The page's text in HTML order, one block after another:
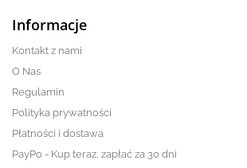
Informacje
Kontakt z nami
O Nas
Regulamin
Polityka prywatności
Płatności i dostawa
PayPo - Kup teraz, zapłać za 30 dni